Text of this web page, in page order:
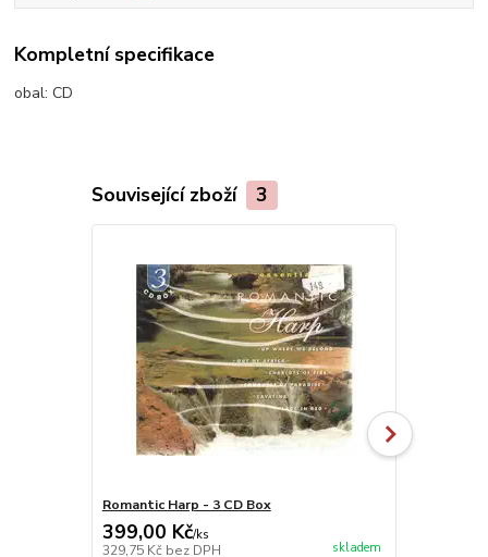
Kompletní specifikace
obal: CD
Související zboží 3
Romantic Harp - 3 CD Box
399,00 Kč/ks
329,75 Kč bez DPH skladem